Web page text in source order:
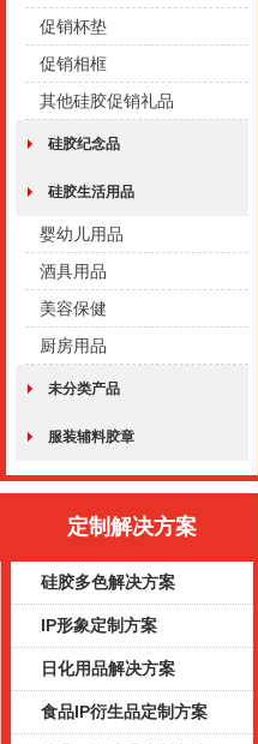
促销杯垫
促销相框
其他硅胶促销礼品
硅胶纪念品
硅胶生活用品
婴幼儿用品
酒具用品
美容保健
厨房用品
未分类产品
服装辅料胶章
定制解决方案
硅胶多色解决方案
IP形象定制方案
日化用品解决方案
食品IP衍生品定制方案